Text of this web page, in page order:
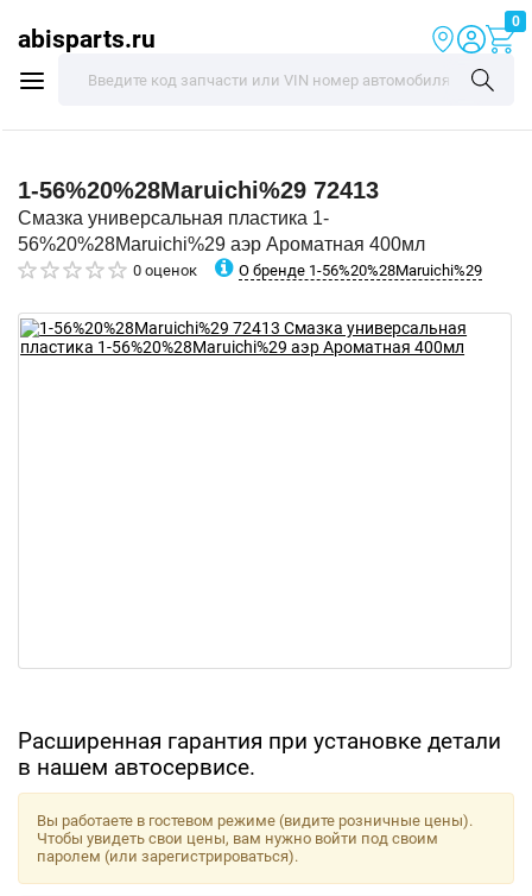
abisparts.ru
0
1-56%20%28Maruichi%29 72413
Смазка универсальная пластика 1-
56%20%28Maruichi%29 аэр Ароматная 400мл
0 оценок О бренде 1-56%20%28Maruichi%29
Расширенная гарантия при установке детали
в нашем автосервисе.
Вы работаете в гостевом режиме (видите розничные цены).
Чтобы увидеть свои цены, вам нужно войти под своим
паролем (или зарегистрироваться).